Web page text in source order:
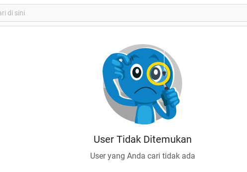
User Tidak Ditemukan
User yang Anda cari tidak ada